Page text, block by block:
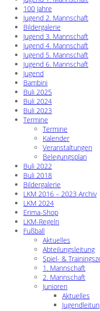
100 Jahre
Jugend 2. Mannschaft
Bildergalerie
Jugend 3. Mannschaft
Jugend 4. Mannschaft
Jugend 5. Mannschaft
Jugend 6. Mannschaft
Jugend
Bambini
Buli 2025
Buli 2024
Buli 2023
Termine
Termine
Kalender
Veranstaltungen
Belegungsplan
Buli 2022
Buli 2018
Bildergalerie
LKM 2016 – 2023 Archiv
LKM 2024
Erima-Shop
LKM-Regeln
Fußball
Aktuelles
Abteilungsleitung
Spiel- &
1. Mannschaft
2. Mannschaft
Junioren
Aktuelles